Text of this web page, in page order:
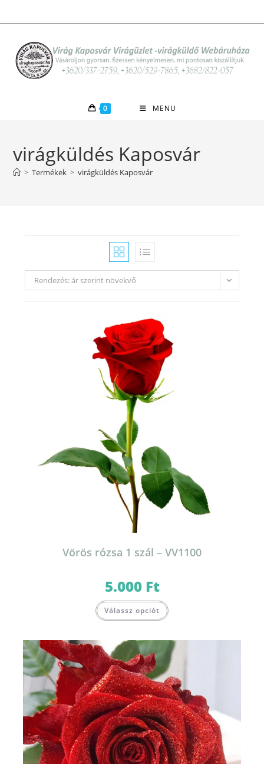
to
0 MENU
virágküldés Kaposvár
> Termékek > virágküldés Kaposvár
Rendezés: ár szerint növekvő
Vörös rózsa 1 szál – VV1100
5.000 Ft
Válassz opciót